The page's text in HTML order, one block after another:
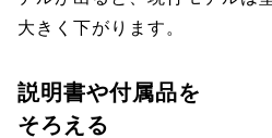
大きく下がります。
説明書や付属品を
そろえる